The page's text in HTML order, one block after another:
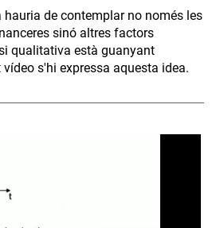
hauria de contemplar no només les
sinó altres factors
qualitativa està guanyant
s'hi expressa aquesta idea.